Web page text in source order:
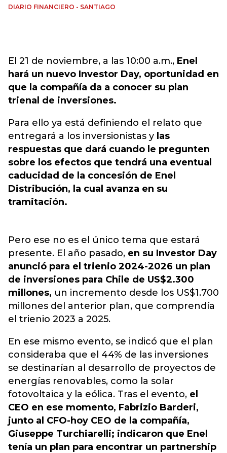
DIARIO FINANCIERO - SANTIAGO
El 21 de noviembre, a las 10:00 a.m., Enel
hará un nuevo Investor Day, oportunidad en
que la compañía da a conocer su plan
trienal de inversiones.
Para ello ya está definiendo el relato que
entregará a los inversionistas y las
respuestas que dará cuando le pregunten
sobre los efectos que tendrá una eventual
caducidad de la concesión de Enel
Distribución, la cual avanza en su
tramitación.
Pero ese no es el único tema que estará
presente. El año pasado, en su Investor Day
anunció para el trienio 2024-2026 un plan
de inversiones para Chile de US$2.300
millones, un incremento desde los US$1.700
millones del anterior plan, que comprendía
el trienio 2023 a 2025.
En ese mismo evento, se indicó que el plan
consideraba que el 44% de las inversiones
se destinarían al desarrollo de proyectos de
energías renovables, como la solar
fotovoltaica y la eólica. Tras el evento, el
CEO en ese momento, Fabrizio Barderi,
junto al CFO-hoy CEO de la compañía,
Giuseppe Turchiarelli; indicaron que Enel
tenía un plan para encontrar un partnership